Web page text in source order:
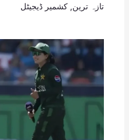
تازہ ترین کشمیر ڈیجیٹل